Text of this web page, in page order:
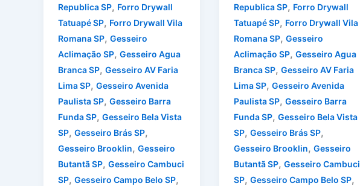
Republica SP, Forro Drywall
Tatuapé SP, Forro Drywall Vila
Romana SP, Gesseiro
Aclimação SP, Gesseiro Agua
Branca SP, Gesseiro AV Faria
Lima SP, Gesseiro Avenida
Paulista SP, Gesseiro Barra
Funda SP, Gesseiro Bela Vista
SP, Gesseiro Brás SP,
Gesseiro Brooklin, Gesseiro
Butantã SP, Gesseiro Cambuci
SP, Gesseiro Campo Belo SP,
Republica SP, Forro Drywall
Tatuapé SP, Forro Drywall Vila
Romana SP, Gesseiro
Aclimação SP, Gesseiro Agua
Branca SP, Gesseiro AV Faria
Lima SP, Gesseiro Avenida
Paulista SP, Gesseiro Barra
Funda SP, Gesseiro Bela Vista
SP, Gesseiro Brás SP,
Gesseiro Brooklin, Gesseiro
Butantã SP, Gesseiro Cambuci
SP, Gesseiro Campo Belo SP,